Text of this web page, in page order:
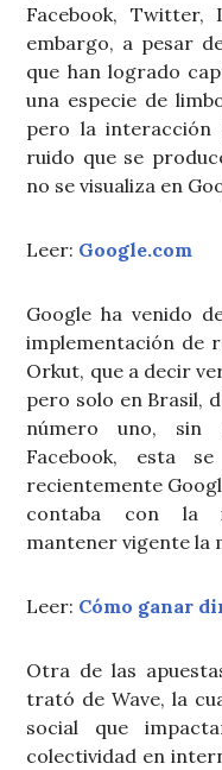
Facebook,
embargo, a pesar
que han logrado
una especie de
pero la interacción
ruido que se
no se visualiza en
Leer: Google.com
Google ha venido
implementación de
Orkut, que a decir
pero solo en Brasil,
número uno, sin
Facebook, esta
recientemente
contaba con la
mantener vigente la
Leer: Cómo ganar
Otra de las
trató de Wave, la
social que
colectividad en